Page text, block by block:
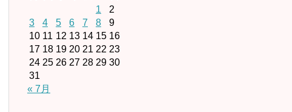
1
2
3
4 5 6 7 8
9
10 11 12 13 14 15 16
17 18 19 20 21 22 23
24 25 26 27 28 29 30
31
« 7月